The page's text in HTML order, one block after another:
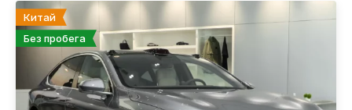
Китай
Без пробега